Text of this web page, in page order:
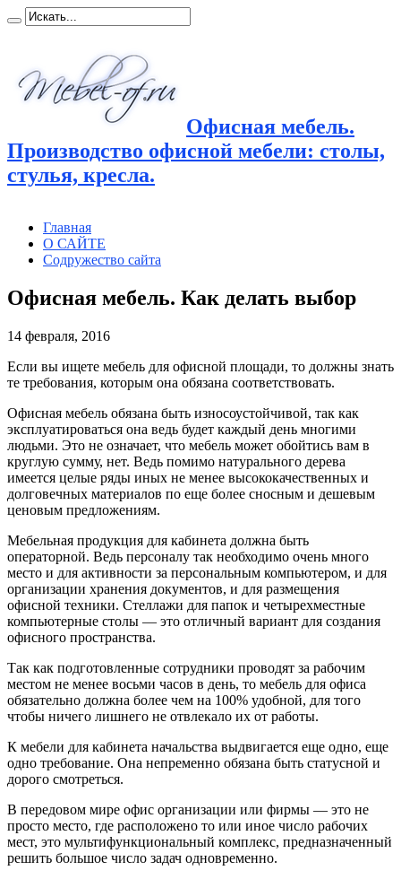
Офисная мебель.
Производство офисной мебели: столы,
стулья, кресла.
Главная
О САЙТЕ
Содружество сайта
Офисная мебель. Как делать выбор
14 февраля, 2016
Если вы ищете мебель для офисной площади, то должны знать
те требования, которым она обязана соответствовать.
Офисная мебель обязана быть износоустойчивой, так как
эксплуатироваться она ведь будет каждый день многими
людьми. Это не означает, что мебель может обойтись вам в
круглую сумму, нет. Ведь помимо натурального дерева
имеется целые ряды иных не менее высококачественных и
долговечных материалов по еще более сносным и дешевым
ценовым предложениям.
Мебельная продукция для кабинета должна быть
операторной. Ведь персоналу так необходимо очень много
место и для активности за персональным компьютером, и для
организации хранения документов, и для размещения
офисной техники. Стеллажи для папок и четырехместные
компьютерные столы — это отличный вариант для создания
офисного пространства.
Так как подготовленные сотрудники проводят за рабочим
местом не менее восьми часов в день, то мебель для офиса
обязательно должна более чем на 100% удобной, для того
чтобы ничего лишнего не отвлекало их от работы.
К мебели для кабинета начальства выдвигается еще одно, еще
одно требование. Она непременно обязана быть статусной и
дорого смотреться.
В передовом мире офис организации или фирмы — это не
просто место, где расположено то или иное число рабочих
мест, это мультифункциональный комплекс, предназначенный
решить большое число задач одновременно.